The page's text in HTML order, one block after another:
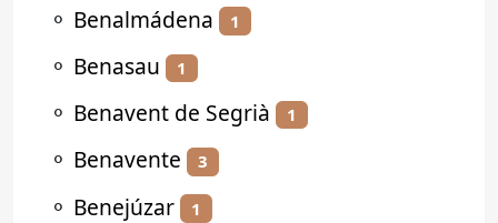
⚬ Benalmádena 1
⚬ Benasau 1
⚬ Benavent de Segrià 1
⚬ Benavente 3
⚬ Benejúzar 1